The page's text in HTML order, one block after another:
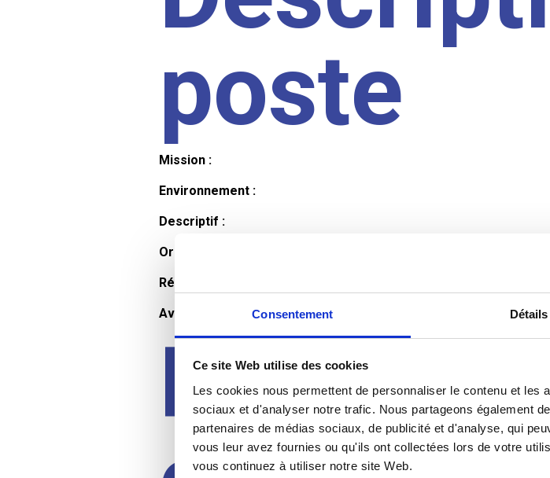
Consentement Détails
Ce site Web utilise des cookies
Les cookies nous permettent de personnaliser le contenu et
sociaux et d'analyser notre trafic. Nous partageons également
partenaires de médias sociaux, de publicité et d'analyse, qui
vous leur avez fournies ou qu'ils ont collectées lors de votre
vous continuez à utiliser notre site Web.
poste
Mission :
Environnement :
Descriptif :
Organisation et horaires :
Rémunération :
Avantages :
Profil du